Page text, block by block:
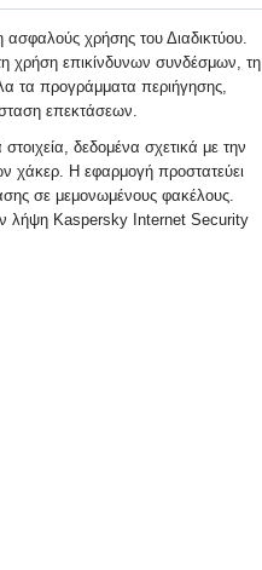
χρήσης του Διαδικτύου.
χρήση επικίνδυνων συνδέσμων, τη
τα προγράμματα περιήγησης,
επεκτάσεων.
δεδομένα σχετικά με την
χάκερ. Η εφαρμογή προστατεύει
σε μεμονωμένους φακέλους.
λήψη Kaspersky Internet Security